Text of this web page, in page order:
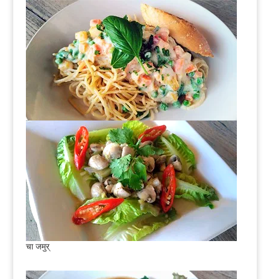
चा जमुर्